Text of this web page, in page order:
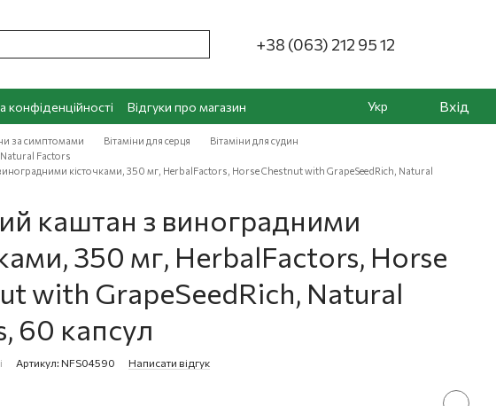
+38 (063) 212 95 12
конфіденційності
Відгуки про магазин
Укр Вхід
за симптомами Вітаміни для серця
Вітаміни для судин
Natural Factors
кісточками, 350 мг, HerbalFactors, Horse Chestnut with GrapeSeedRich, Natural
каштан з виноградними
350 мг, HerbalFactors, Horse
with GrapeSeedRich, Natural
60 капсул
Артикул: NFS04590 Написати відгук